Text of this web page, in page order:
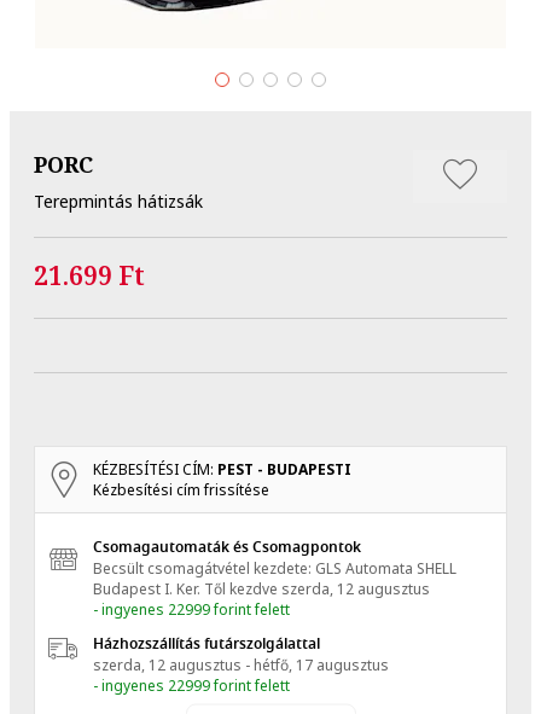
PORC
Terepmintás hátizsák
21.699 Ft
KÉZBESÍTÉSI CÍM: PEST - BUDAPESTI
Kézbesítési cím frissítése
Csomagautomaták és Csomagpontok
Becsült csomagátvétel kezdete: GLS Automata SHELL
Budapest I. Ker. Től kezdve szerda, 12 augusztus
- ingyenes 22999 forint felett
Házhozszállítás futárszolgálattal
szerda, 12 augusztus - hétfő, 17 augusztus
- ingyenes 22999 forint felett